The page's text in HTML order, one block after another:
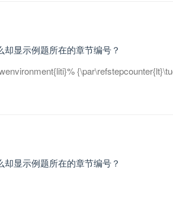
显示例题所在的章节编号？
显示例题所在的章节编号？